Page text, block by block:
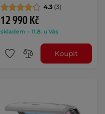
4.3 (3)
12 990 Kč
skladem – 11.8. u Vás
Koupit